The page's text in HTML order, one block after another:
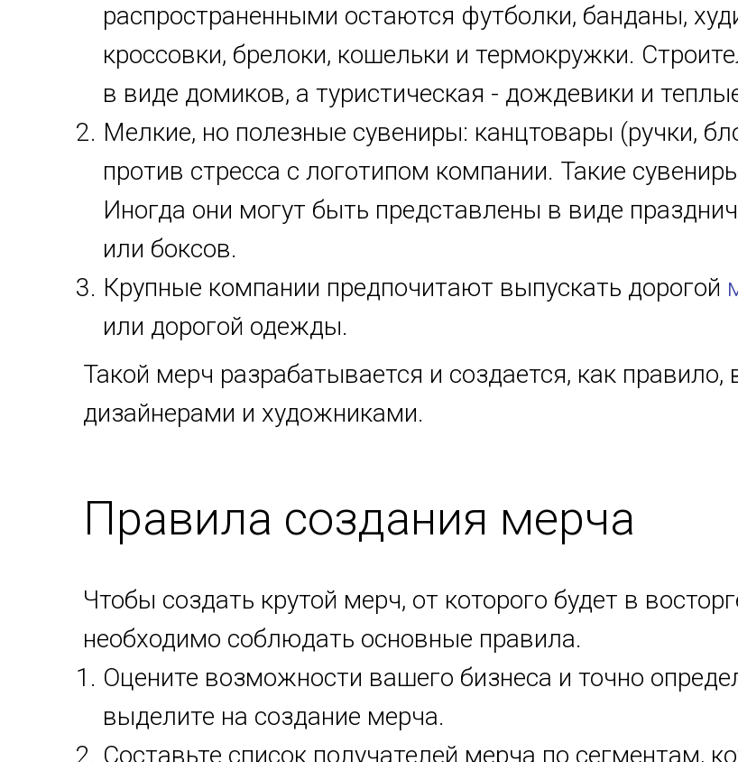
распространенными остаются футболки, банданы,
кроссовки, брелоки, кошельки и термокружки.
в виде домиков, а туристическая - дождевики и
Мелкие, но полезные сувениры: канцтовары (ручки,
против стресса с логотипом компании. Такие
Иногда они могут быть представлены в виде
или боксов.
Крупные компании предпочитают выпускать дорогой
или дорогой одежды.
Такой мерч разрабатывается и создается, как
дизайнерами и художниками.
Правила создания мерча
Чтобы создать крутой мерч, от которого будет в
необходимо соблюдать основные правила.
Оцените возможности вашего бизнеса и точно
выделите на создание мерча.
Составьте список получателей мерча по сегментам,